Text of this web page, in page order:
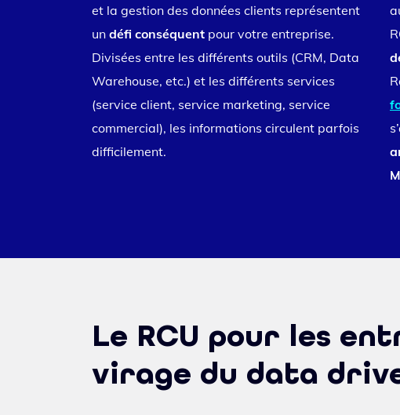
et la gestion des données clients représentent
un défi conséquent pour votre entreprise.
Divisées entre les différents outils (CRM, Data
Warehouse, etc.) et les différents services
(service client, service marketing, service
commercial), les informations circulent parfois
difficilement.
Le RCU pour les
virage du data